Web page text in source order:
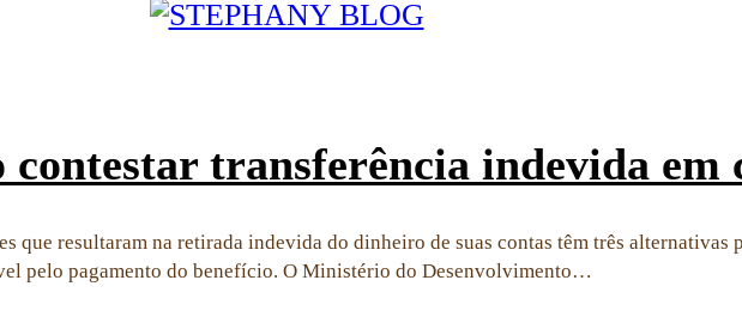
transferência indevida em
que resultaram na retirada indevida do dinheiro de suas contas têm três alternativas
pelo pagamento do benefício. O Ministério do Desenvolvimento…